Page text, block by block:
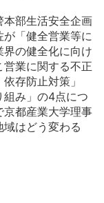
部生活安全企画
「健全営業等に
の健全化に向け
業に関する不正
存防止対策」
組み」の4点につ
京都産業大学理事
はどう変わる